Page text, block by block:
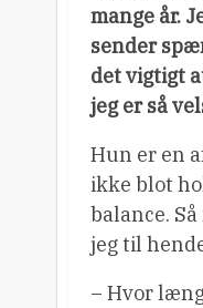
mange år.
sender
det vigtigt
jeg er så
Hun er en
ikke blot
balance.
jeg til
– Hvor